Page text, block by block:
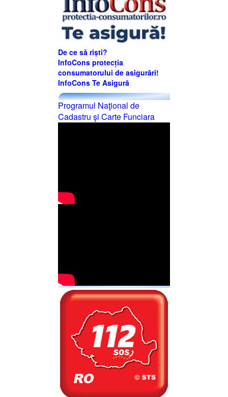
De ce să riști?
InfoCons protecția
consumatorului de asigurări!
InfoCons Te Asigură
Programul Naţional de
Cadastru şi Carte Funciara